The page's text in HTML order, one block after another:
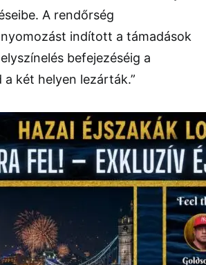
A rendőrség
indított a támadások
befejezéséig a
két helyen lezárták.”